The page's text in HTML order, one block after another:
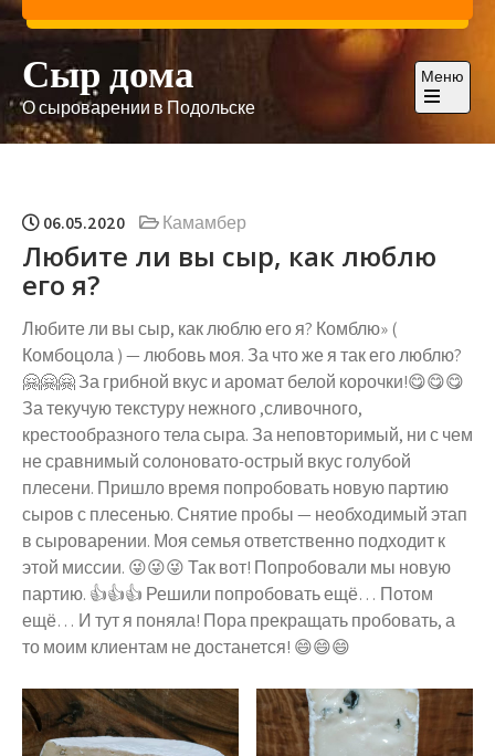
Перейти
к
содержимому
Сыр дома
О сыроварении в Подольске
Меню
Откройте
06.05.2020 Камамбер
Любите ли вы сыр, как люблю
его я?
Любите ли вы сыр, как люблю его я? Комблю» (
Комбоцола ) — любовь моя. За что же я так его люблю?
🤗🤗🤗 За грибной вкус и аромат белой корочки!😋😋😋
За текучую текстуру нежного ,сливочного,
крестообразного тела сыра. За неповторимый, ни с чем
не сравнимый солоновато-острый вкус голубой
плесени. Пришло время попробовать новую партию
сыров с плесенью. Снятие пробы — необходимый этап
в сыроварении. Моя семья ответственно подходит к
этой миссии. 😜😜😜 Так вот! Попробовали мы новую
партию. 👍👍👍 Решили попробовать ещё… Потом
ещё… И тут я поняла! Пора прекращать пробовать, а
то моим клиентам не достанется! 😄😄😄